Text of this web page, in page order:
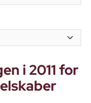
i 2011 for